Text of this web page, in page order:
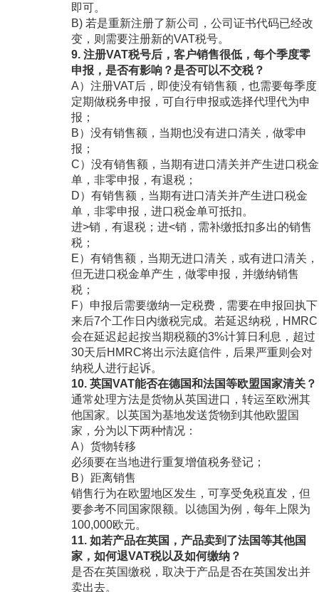
即可。
B) 若是重新注册了新公司，公司证书代码已经改
变，则需要注册新的VAT税号。
9. 注册VAT税号后，客户销售很低，每个季度零
申报，是否有影响？是否可以不交税？
A）注册VAT后，即使没有销售额，也需要每季度
定期做税务申报，可自行申报或选择代理代为申
报；
B）没有销售额，当期也没有进口清关，做零申
报；
C）没有销售额，当期有进口清关并产生进口税金
单，非零申报，有退税；
D）有销售额，当期有进口清关并产生进口税金
单，非零申报，进口税金单可抵扣。
进>销，有退税；进<销，需补缴抵扣多出的销售
税；
E）有销售额，当期无进口清关，或有进口清关，
但无进口税金单产生，做零申报，并缴纳销售
税；
F）申报后需要缴纳一定税费，需要在申报回执下
来后7个工作日内缴税完成。若延迟纳税，HMRC
会在延迟起起按当期税额的3%计算日利息，超过
30天后HMRC将出示法庭信件，后果严重则会对
纳税人进行起诉。
10. 英国VAT能否在德国和法国等欧盟国家清关？
通常处理方法是货物从英国进口，转运至欧洲其
他国家。以英国为基地发送货物到其他欧盟国
家，分为以下两种情况：
A）货物转移
必须要在当地进行重复增值税务登记；
B）距离销售
销售行为在欧盟地区发生，可享受免税直发，但
要参考不同国家限额。以德国为例，每年上限为
100,000欧元。
11. 如若产品在英国，产品卖到了法国等其他国
家，如何退VAT税以及如何缴纳？
是否在英国缴税，取决于产品是否在英国发出并
卖出去。